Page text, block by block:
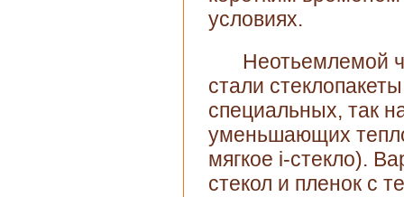
условиях.
Неотьемлемой
стали
специальных, так
уменьшающих
мягкое i-стекло).
стекол и пленок с